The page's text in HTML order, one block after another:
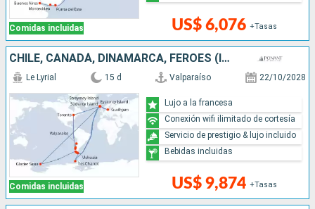
Comidas incluidas US$ 6,076 +Tasas
CHILE, CANADÁ, DINAMARCA, FÉROES (ISLAS), ANTÁRTICO, ARGENTINA
Comidas incluidas
Le Lyrial 15 d Valparaíso 22/10/2028
US$ 9,874 +Tasas
Lujo a la francesa
Conexión wifi ilimitado de cortesía
Servicio de prestigio & lujo incluido
Bebidas incluidas